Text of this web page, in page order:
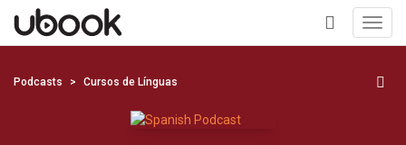
+
Podcasts Cursos de Línguas